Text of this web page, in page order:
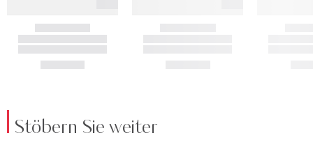
Stöbern Sie weiter